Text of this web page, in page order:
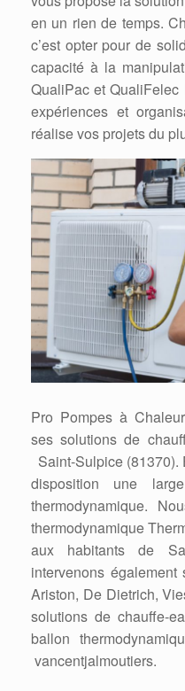
en un rien de temps.
c’est opter pour de
capacité à la
QualiPac et QualiFelec
expériences et
réalise vos projets du
Pro Pompes à
ses solutions de
Saint-Sulpice (81370).
disposition une
thermodynamique.
thermodynamique
aux habitants de
intervenons
Ariston, De Dietrich,
solutions de chauffe-
ballon
vancentjalmoutiers.